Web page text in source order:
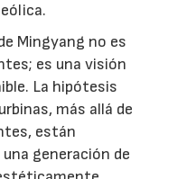
Mingyang no es
es una visión
La hipótesis
más allá de
están
generación de